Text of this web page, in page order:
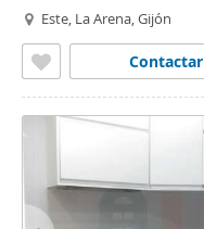
Este, La Arena, Gijón
Contactar